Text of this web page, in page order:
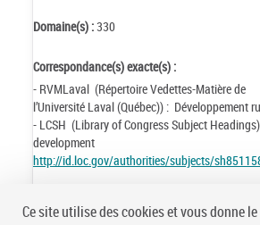
Domaine(s) :330
Correspondance(s) exacte(s) :
- RVMLaval (Répertoire Vedettes-Matière de
l’Université Laval (Québec)) : Développement
- LCSH (Library of Congress Subject
development
http://id.loc.gov/authorities/subjects/
Notice n° :FRBNF11937640 Origine :
Ce site utilise des cookies et vous donne